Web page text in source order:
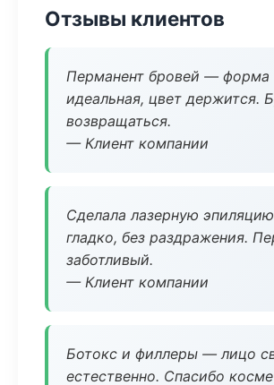
Отзывы клиентов
Перманент бровей — форма
идеальная, цвет держится.
возвращаться.
— Клиент компании
Сделала лазерную
гладко, без раздражения.
заботливый.
— Клиент компании
Ботокс и филлеры — лицо
естественно. Спасибо